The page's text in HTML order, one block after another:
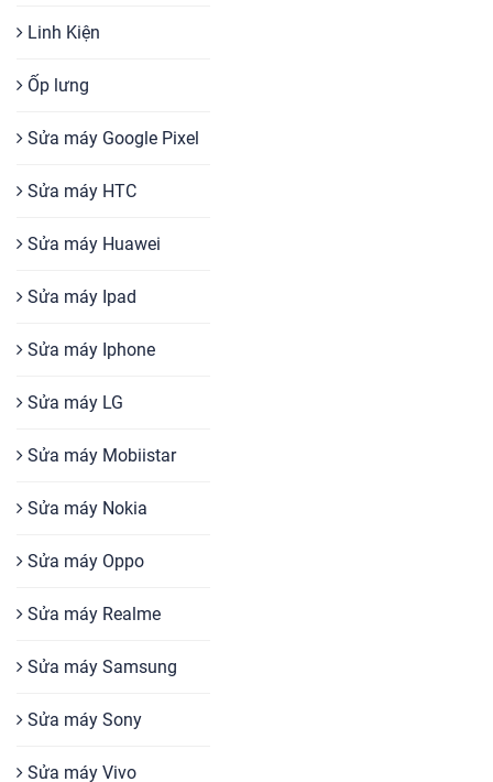
Linh Kiện
Ốp lưng
Sửa máy Google Pixel
Sửa máy HTC
Sửa máy Huawei
Sửa máy Ipad
Sửa máy Iphone
Sửa máy LG
Sửa máy Mobiistar
Sửa máy Nokia
Sửa máy Oppo
Sửa máy Realme
Sửa máy Samsung
Sửa máy Sony
Sửa máy Vivo